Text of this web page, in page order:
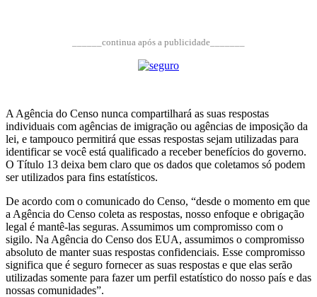
______continua após a publicidade_______
A Agência do Censo nunca compartilhará as suas respostas
individuais com agências de imigração ou agências de imposição da
lei, e tampouco permitirá que essas respostas sejam utilizadas para
identificar se você está qualificado a receber benefícios do governo.
O Título 13 deixa bem claro que os dados que coletamos só podem
ser utilizados para fins estatísticos.
De acordo com o comunicado do Censo, “desde o momento em que
a Agência do Censo coleta as respostas, nosso enfoque e obrigação
legal é mantê-las seguras. Assumimos um compromisso com o
sigilo. Na Agência do Censo dos EUA, assumimos o compromisso
absoluto de manter suas respostas confidenciais. Esse compromisso
significa que é seguro fornecer as suas respostas e que elas serão
utilizadas somente para fazer um perfil estatístico do nosso país e das
nossas comunidades”.